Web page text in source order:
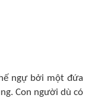
ngự bởi một đứa
Con người dù có